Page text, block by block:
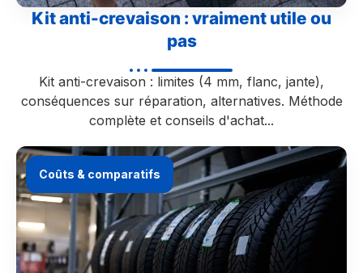
Kit anti-crevaison : vraiment utile ou
pas
Kit anti-crevaison : limites (4 mm, flanc, jante),
conséquences sur réparation, alternatives. Méthode
complète et conseils d'achat...
Coûts & comparatifs